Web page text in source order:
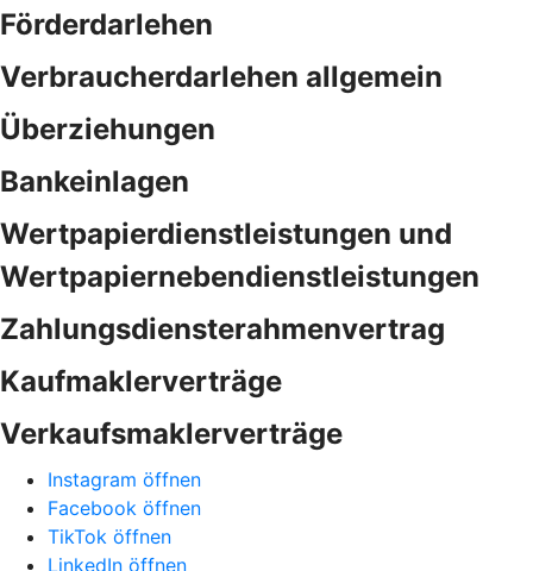
Förderdarlehen
Verbraucherdarlehen allgemein
Überziehungen
Bankeinlagen
Wertpapierdienstleistungen und
Wertpapiernebendienstleistungen
Zahlungsdiensterahmenvertrag
Kaufmaklerverträge
Verkaufsmaklerverträge
Instagram öffnen
Facebook öffnen
TikTok öffnen
LinkedIn öffnen